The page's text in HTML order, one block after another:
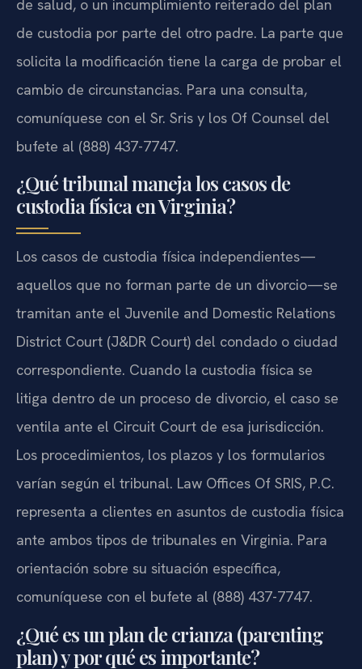
de salud, o un incumplimiento reiterado del plan
de custodia por parte del otro padre. La parte que
solicita la modificación tiene la carga de probar el
cambio de circunstancias. Para una consulta,
comuníquese con el Sr. Sris y los Of Counsel del
bufete al (888) 437-7747.
¿Qué tribunal maneja los casos de
custodia física en Virginia?
Los casos de custodia física independientes—
aquellos que no forman parte de un divorcio—se
tramitan ante el Juvenile and Domestic Relations
District Court (J&DR Court) del condado o ciudad
correspondiente. Cuando la custodia física se
litiga dentro de un proceso de divorcio, el caso se
ventila ante el Circuit Court de esa jurisdicción.
Los procedimientos, los plazos y los formularios
varían según el tribunal. Law Offices Of SRIS, P.C.
representa a clientes en asuntos de custodia física
ante ambos tipos de tribunales en Virginia. Para
orientación sobre su situación específica,
comuníquese con el bufete al (888) 437-7747.
¿Qué es un plan de crianza (parenting
plan) y por qué es importante?